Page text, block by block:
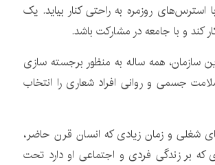
استرس‌های روزمره به راحتی کنار بیاید. یک
کند و با جامعه در مشارکت باشد.
سازمان، همه ساله به منظور برجسته سازی
جسمی و روانی افراد شعاری را انتخاب
شغلی و زمان زیادی که انسان قرن حاضر،
که بر زندگی فردی و اجتماعی او دارد تحت